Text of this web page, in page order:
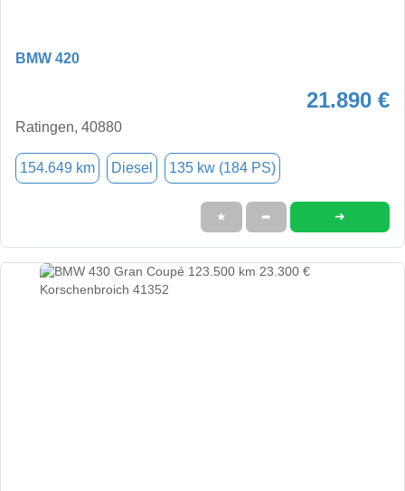
BMW 420
21.890 €
Ratingen, 40880
154.649 km Diesel 135 kw (184 PS)
★ ➦ ➜